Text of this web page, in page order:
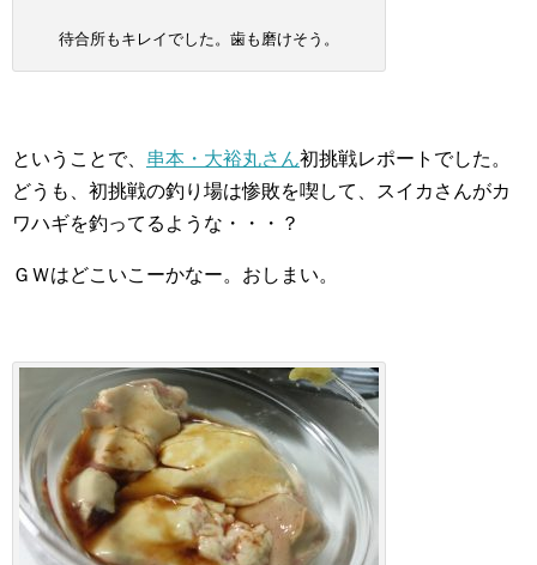
待合所もキレイでした。歯も磨けそう。
ということで、 串本・大裕丸さん初挑戦レポートでした。
どうも、初挑戦の釣り場は惨敗を喫して、スイカさんがカ
ワハギを釣ってるような・・・？
ＧＷはどこいこーかなー。おしまい。